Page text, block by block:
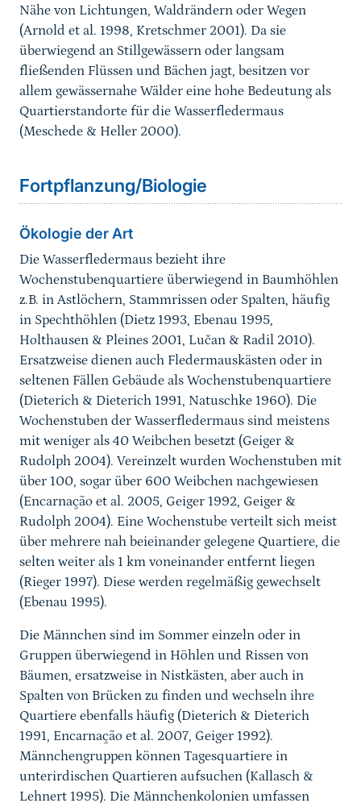
Nähe von Lichtungen, Waldrändern oder Wegen
(Arnold et al. 1998, Kretschmer 2001). Da sie
überwiegend an Stillgewässern oder langsam
fließenden Flüssen und Bächen jagt, besitzen vor
allem gewässernahe Wälder eine hohe Bedeutung als
Quartierstandorte für die Wasserfledermaus
(Meschede & Heller 2000).
Sprungmarke
Fortpflanzung/Biologie
Ökologie der Art
Die Wasserfledermaus bezieht ihre
Wochenstubenquartiere überwiegend in Baumhöhlen
z.B. in Astlöchern, Stammrissen oder Spalten, häufig
in Spechthöhlen (Dietz 1993, Ebenau 1995,
Holthausen & Pleines 2001, Lučan & Radil 2010).
Ersatzweise dienen auch Fledermauskästen oder in
seltenen Fällen Gebäude als Wochenstubenquartiere
(Dieterich & Dieterich 1991, Natuschke 1960). Die
Wochenstuben der Wasserfledermaus sind meistens
mit weniger als 40 Weibchen besetzt (Geiger &
Rudolph 2004). Vereinzelt wurden Wochenstuben mit
über 100, sogar über 600 Weibchen nachgewiesen
(Encarnação et al. 2005, Geiger 1992, Geiger &
Rudolph 2004). Eine Wochenstube verteilt sich meist
über mehrere nah beieinander gelegene Quartiere, die
selten weiter als 1 km voneinander entfernt liegen
(Rieger 1997). Diese werden regelmäßig gewechselt
(Ebenau 1995).
Die Männchen sind im Sommer einzeln oder in
Gruppen überwiegend in Höhlen und Rissen von
Bäumen, ersatzweise in Nistkästen, aber auch in
Spalten von Brücken zu finden und wechseln ihre
Quartiere ebenfalls häufig (Dieterich & Dieterich
1991, Encarnação et al. 2007, Geiger 1992).
Männchengruppen können Tagesquartiere in
unterirdischen Quartieren aufsuchen (Kallasch &
Lehnert 1995). Die Männchenkolonien umfassen